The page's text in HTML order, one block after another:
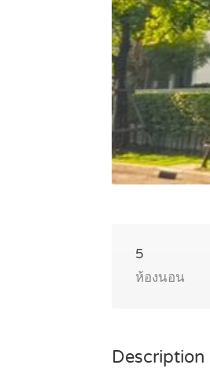
5
ห้องนอน
Description